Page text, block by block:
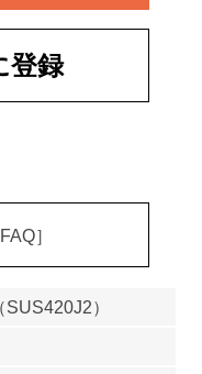
登録
］
）